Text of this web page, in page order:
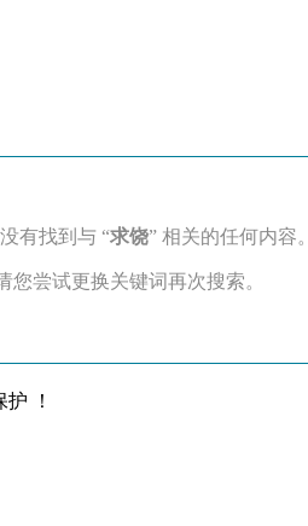
有找到与 “求饶” 相关的任何内容。
您尝试更换关键词再次搜索。
！